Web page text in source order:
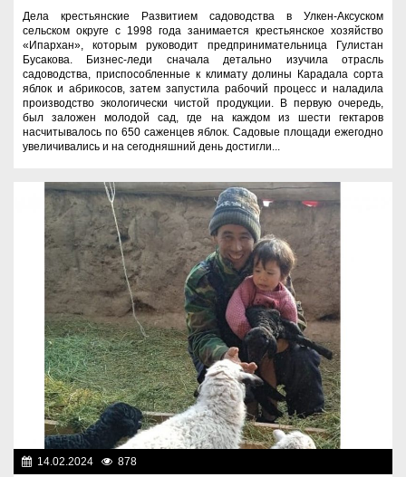
Дела крестьянские Развитием садоводства в Улкен-Аксуском
сельском округе с 1998 года занимается крестьянское хозяйство
«Ипархан», которым руководит предпринимательница Гулистан
Бусакова. Бизнес-леди сначала детально изучила отрасль
садоводства, приспособленные к климату долины Карадала сорта
яблок и абрикосов, затем запустила рабочий процесс и наладила
производство экологически чистой продукции. В первую очередь,
был заложен молодой сад, где на каждом из шести гектаров
насчитывалось по 650 саженцев яблок. Садовые площади ежегодно
увеличивались и на сегодняшний день достигли...
14.02.2024 878